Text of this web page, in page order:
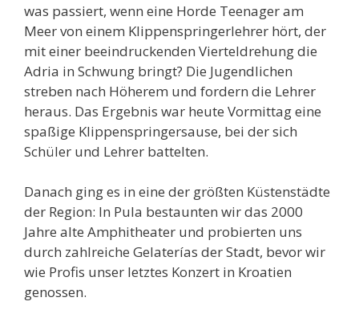
was passiert, wenn eine Horde Teenager am
Meer von einem Klippenspringerlehrer hört, der
mit einer beeindruckenden Vierteldrehung die
Adria in Schwung bringt? Die Jugendlichen
streben nach Höherem und fordern die Lehrer
heraus. Das Ergebnis war heute Vormittag eine
spaßige Klippenspringersause, bei der sich
Schüler und Lehrer battelten.
Danach ging es in eine der größten Küstenstädte
der Region: In Pula bestaunten wir das 2000
Jahre alte Amphitheater und probierten uns
durch zahlreiche Gelaterías der Stadt, bevor wir
wie Profis unser letztes Konzert in Kroatien
genossen.